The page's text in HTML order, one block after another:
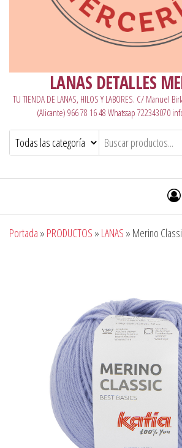
LANAS DETALLES
TU TIENDA DE LANAS, HILOS Y LABORES. C/ Manuel
(Alicante) 966 78 16 48 Whatssap 722343070
Portada » PRODUCTOS » LANAS » Merino